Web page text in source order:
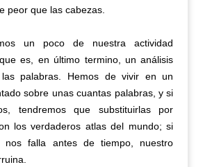
peor que las cabezas.
un poco de nuestra actividad
es, en último termino, un análisis
palabras. Hemos de vivir en un
sobre unas cuantas palabras, y si
tendremos que substituirlas por
los verdaderos atlas del mundo; si
falla antes de tiempo, nuestro